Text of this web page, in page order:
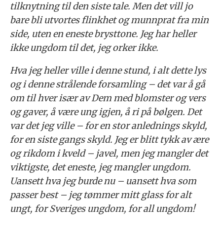
tilknytning til den siste tale. Men det vill jo
bare bli utvortes flinkhet og munnprat fra min
side, uten en eneste brysttone. Jeg har heller
ikke ungdom til det, jeg orker ikke.
Hva jeg heller ville i denne stund, i alt dette lys
og i denne strålende forsamling – det var å gå
om til hver især av Dem med blomster og vers
og gaver, å være ung igjen, å ri på bølgen. Det
var det jeg ville – for en stor anlednings skyld,
for en siste gangs skyld. Jeg er blitt tykk av ære
og rikdom i kveld – javel, men jeg mangler det
viktigste, det eneste, jeg mangler ungdom.
Uansett hva jeg burde nu – uansett hva som
passer best – jeg tømmer mitt glass for alt
ungt, for Sveriges ungdom, for all ungdom!